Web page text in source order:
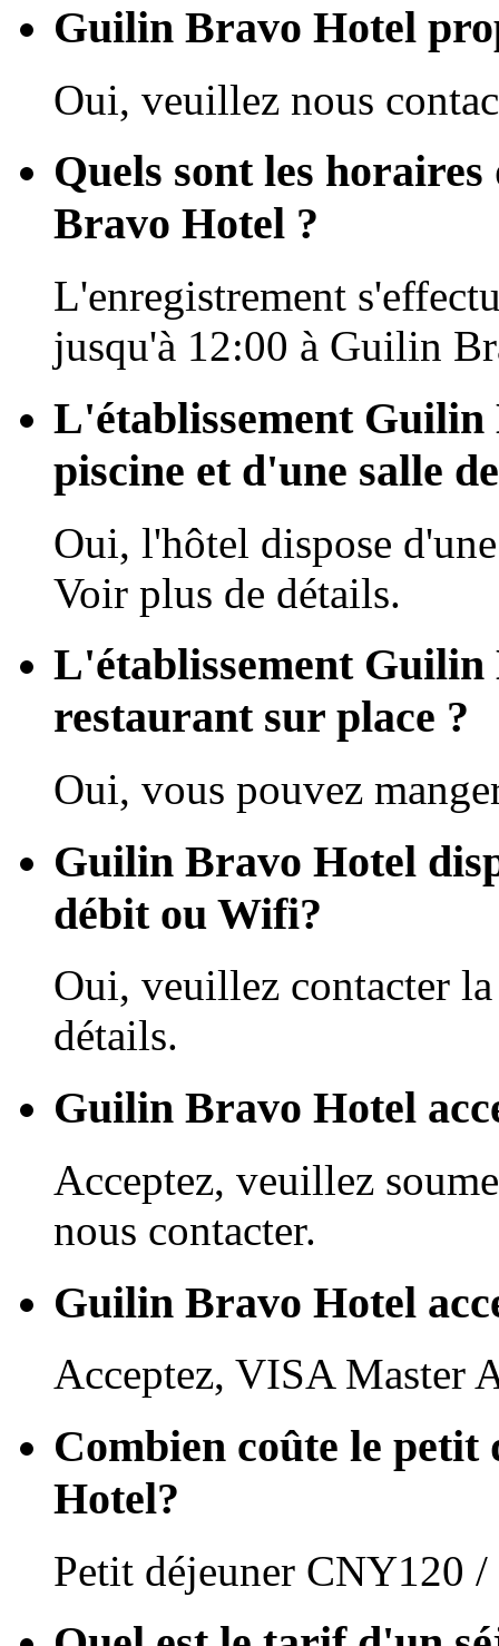
Guilin Bravo Hotel
Oui, veuillez nous
Quels sont les
Bravo Hotel ?
L'enregistrement
jusqu'à 12:00 à Guilin
L'établissement
piscine et d'une salle
Oui, l'hôtel dispose
Voir plus de détails.
L'établissement
restaurant sur place ?
Oui, vous pouvez
Guilin Bravo Hotel
débit ou Wifi?
Oui, veuillez contacter
détails.
Guilin Bravo Hotel
Acceptez, veuillez
nous contacter.
Guilin Bravo Hotel
Acceptez, VISA Master
Combien coûte le
Hotel?
Petit déjeuner CNY120 /